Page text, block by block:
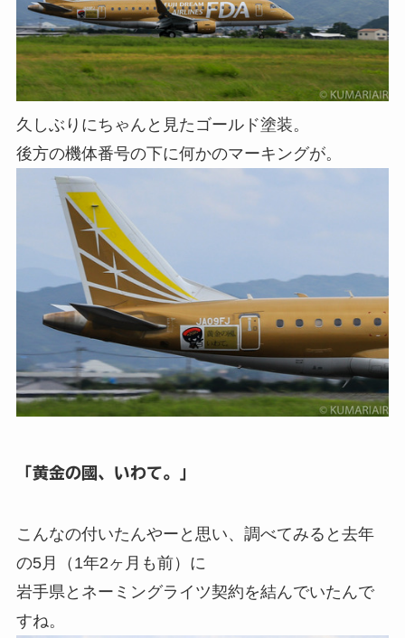
久しぶりにちゃんと見たゴールド塗装。
後方の機体番号の下に何かのマーキングが。
「黄金の國、いわて。」
こんなの付いたんやーと思い、調べてみると去年
の5月（1年2ヶ月も前）に
岩手県とネーミングライツ契約を結んでいたんで
すね。